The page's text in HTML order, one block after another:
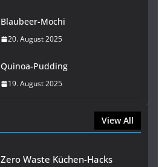
Blaubeer-Mochi
20. August 2025
Quinoa-Pudding
19. August 2025
View All
Zero Waste Küchen-Hacks